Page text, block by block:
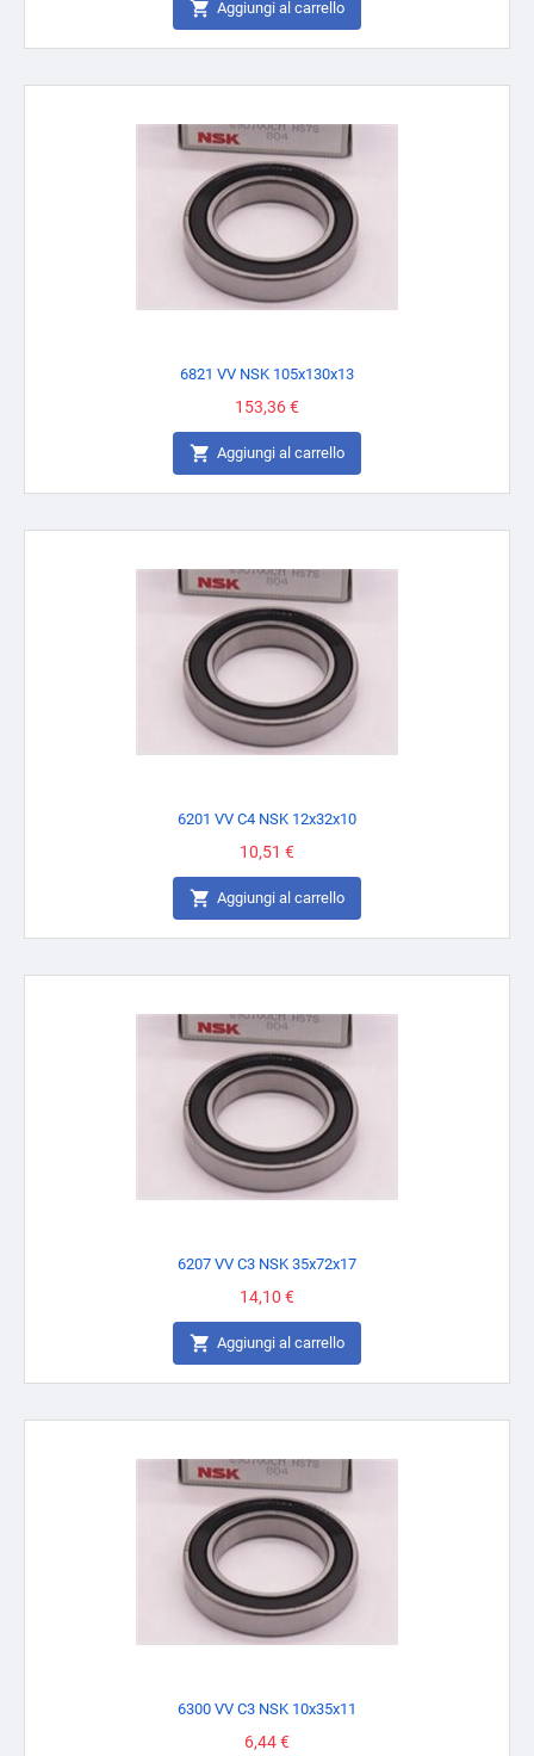
 Aggiungi al carrello
6821 VV NSK 105x130x13
Prezzo
153,36 €
 Aggiungi al carrello
6201 VV C4 NSK 12x32x10
Prezzo
10,51 €
 Aggiungi al carrello
6207 VV C3 NSK 35x72x17
Prezzo
14,10 €
 Aggiungi al carrello
6300 VV C3 NSK 10x35x11
Prezzo
6,44 €